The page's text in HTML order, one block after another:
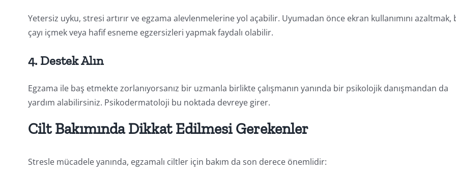
Yetersiz uyku, stresi artırır ve egzama alevlenmelerine yol açabilir. Uyumadan önce ekran kullanımını azaltmak,
çayı içmek veya hafif esneme egzersizleri yapmak faydalı olabilir.
4. Destek Alın
Egzama ile baş etmekte zorlanıyorsanız bir uzmanla birlikte çalışmanın yanında bir psikolojik danışmandan da
yardım alabilirsiniz. Psikodermatoloji bu noktada devreye girer.
Cilt Bakımında Dikkat Edilmesi Gerekenler
Stresle mücadele yanında, egzamalı ciltler için bakım da son derece önemlidir: